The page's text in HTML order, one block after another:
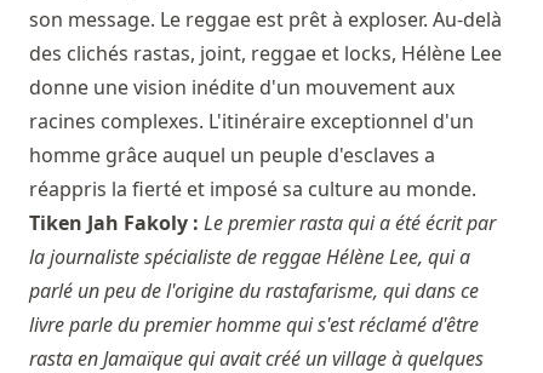
son message. Le reggae est prêt à exploser. Au-delà
des clichés rastas, joint, reggae et locks, Hélène Lee
donne une vision inédite d'un mouvement aux
racines complexes. L'itinéraire exceptionnel d'un
homme grâce auquel un peuple d'esclaves a
réappris la fierté et imposé sa culture au monde.
Tiken Jah Fakoly : Le premier rasta qui a été écrit par
la journaliste spécialiste de reggae Hélène Lee, qui a
parlé un peu de l'origine du rastafarisme, qui dans ce
livre parle du premier homme qui s'est réclamé d'être
rasta en Jamaïque qui avait créé un village à quelques